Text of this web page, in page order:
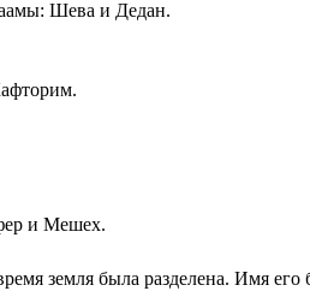
Шева и Дедан.
и Мешех.
земля была разделена. Имя